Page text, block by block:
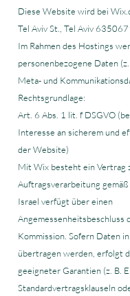
Diese Website wird bei
Tel Aviv St., Tel Aviv
Im Rahmen des Hostings
personenbezogene Daten
Meta- und
Rechtsgrundlage:
Art. 6 Abs. 1 lit. f DSGVO
Interesse an sicherem und
der Website)
Mit Wix besteht ein Vertrag
Auftragsverarbeitung
Israel verfügt über einen
Angemessenheitsbeschluss
Kommission. Sofern Daten
übertragen werden, erfolgt
geeigneter Garantien (z. B.
Standardvertragsklauseln